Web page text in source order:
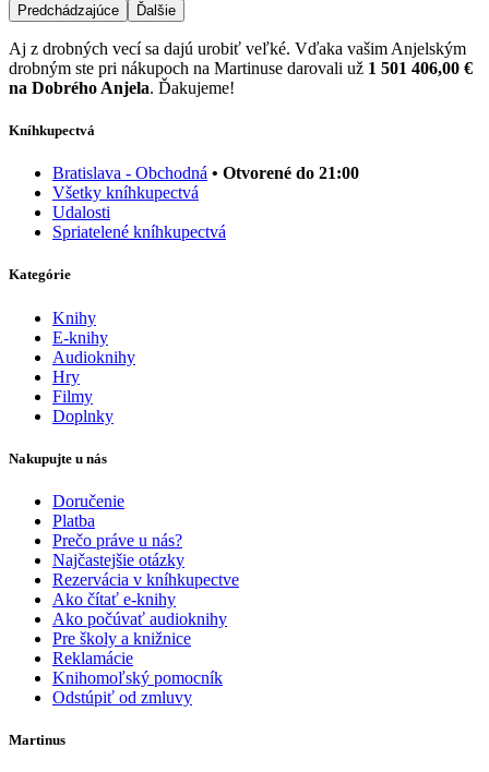
Predchádzajúce Ďalšie
Aj z drobných vecí sa dajú urobiť veľké. Vďaka vašim Anjelským
drobným ste pri nákupoch na Martinuse darovali už 1 501 406,00 €
na Dobrého Anjela. Ďakujeme!
Kníhkupectvá
Bratislava - Obchodná • Otvorené do 21:00
Všetky kníhkupectvá
Udalosti
Spriatelené kníhkupectvá
Kategórie
Knihy
E-knihy
Audioknihy
Hry
Filmy
Doplnky
Nakupujte u nás
Doručenie
Platba
Prečo práve u nás?
Najčastejšie otázky
Rezervácia v kníhkupectve
Ako čítať e-knihy
Ako počúvať audioknihy
Pre školy a knižnice
Reklamácie
Knihomoľský pomocník
Odstúpiť od zmluvy
Martinus